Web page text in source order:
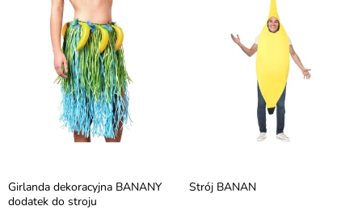
Girlanda dekoracyjna BANANY
dodatek do stroju
Strój BANAN